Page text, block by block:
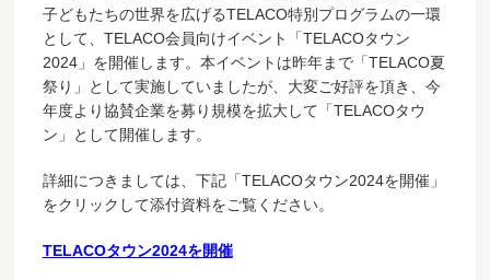
子どもたちの世界を広げるTELACO特別プログラムの一環
として、TELACO会員向けイベント「TELACOタウン
2024」を開催します。本イベントは昨年まで「TELACO夏
祭り」として実施していましたが、大変ご好評を頂き、今
年度より協賛企業を募り規模を拡大して「TELACOタウ
ン」として開催します。
詳細につきましては、下記「TELACOタウン2024を開催」
をクリックして添付資料をご覧ください。
TELACOタウン2024を開催